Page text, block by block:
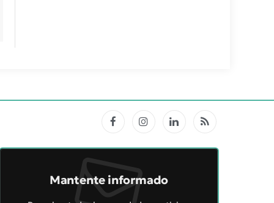
FacebookInstagramLinkedInRSS
Mantente informado